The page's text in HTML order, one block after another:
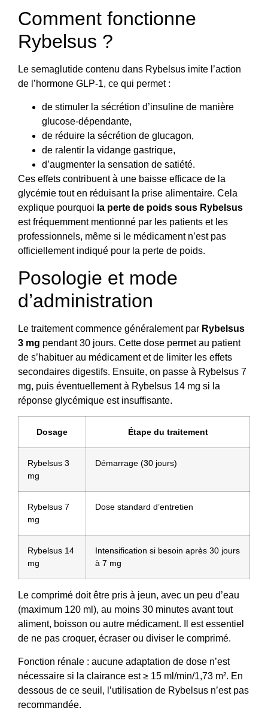
Comment fonctionne
Rybelsus ?
Le semaglutide contenu dans Rybelsus imite l’action
de l’hormone GLP-1, ce qui permet :
de stimuler la sécrétion d’insuline de manière
glucose-dépendante,
de réduire la sécrétion de glucagon,
de ralentir la vidange gastrique,
d’augmenter la sensation de satiété.
Ces effets contribuent à une baisse efficace de la
glycémie tout en réduisant la prise alimentaire. Cela
explique pourquoi la perte de poids sous Rybelsus
est fréquemment mentionné par les patients et les
professionnels, même si le médicament n’est pas
officiellement indiqué pour la perte de poids.
Posologie et mode
d’administration
Le traitement commence généralement par Rybelsus
3 mg pendant 30 jours. Cette dose permet au patient
de s’habituer au médicament et de limiter les effets
secondaires digestifs. Ensuite, on passe à Rybelsus 7
mg, puis éventuellement à Rybelsus 14 mg si la
réponse glycémique est insuffisante.
Dosage Étape du traitement
Rybelsus 3
mg
Démarrage (30 jours)
Rybelsus 7
mg
Dose standard d’entretien
Rybelsus 14
mg
Intensification si besoin après 30 jours
à 7 mg
Le comprimé doit être pris à jeun, avec un peu d’eau
(maximum 120 ml), au moins 30 minutes avant tout
aliment, boisson ou autre médicament. Il est essentiel
de ne pas croquer, écraser ou diviser le comprimé.
Fonction rénale : aucune adaptation de dose n’est
nécessaire si la clairance est ≥ 15 ml/min/1,73 m². En
dessous de ce seuil, l’utilisation de Rybelsus n’est pas
recommandée.